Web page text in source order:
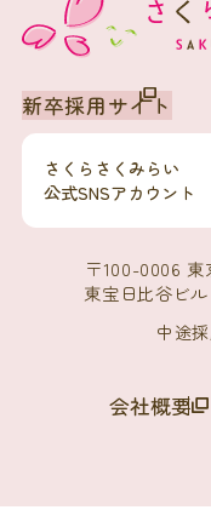
新卒採用サイト
さくらさくみらい
公式SNSアカウント
〒100-0006 東
東宝日比谷ビ
中途
会社概要